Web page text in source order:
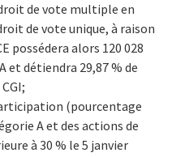
de vote multiple en
de vote unique, à raison
possédera alors 120 028
et détiendra 29,87 % de
(pourcentage
A et des actions de
à 30 % le 5 janvier